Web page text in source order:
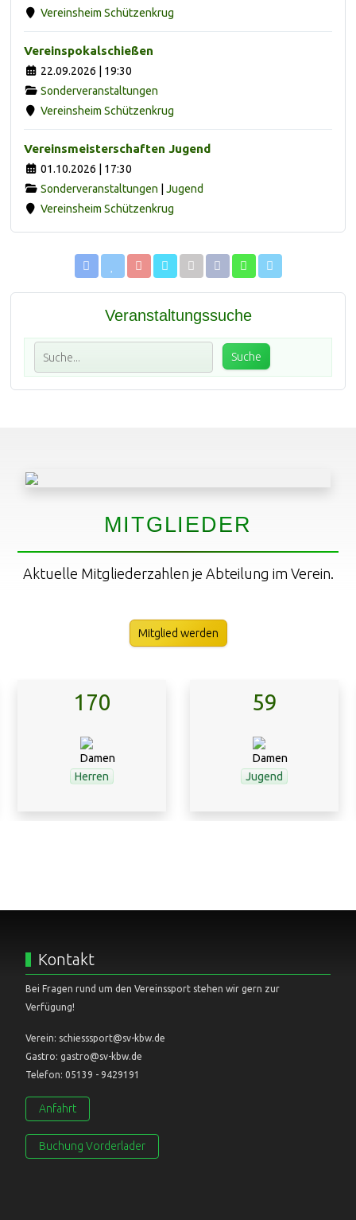
Vereinsheim Schützenkrug
Vereinspokalschießen
22.09.2026 | 19:30
Sonderveranstaltungen
Vereinsheim Schützenkrug
Vereinsmeisterschaften Jugend
01.10.2026 | 17:30
Sonderveranstaltungen
Jugend
Vereinsheim Schützenkrug
Veranstaltungssuche
MITGLIEDER
Aktuelle Mitgliederzahlen je Abteilung im Verein.
Mitglied werden
170
Herren
59
Jugend
Kontakt
Bei Fragen rund um den Vereinssport stehen wir gern zur
Verfügung!
Verein: schiesssport@sv-kbw.de
Gastro: gastro@sv-kbw.de
Telefon: 05139 - 9429191
Anfahrt
Buchung Vorderlader